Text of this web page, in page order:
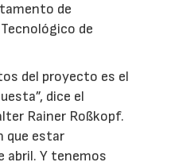
de
de
del proyecto es el
dice el
Rainer Roßkopf.
que estar
abril. Y tenemos